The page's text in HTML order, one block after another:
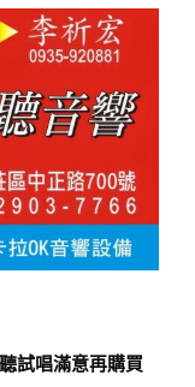
試唱滿意再購買